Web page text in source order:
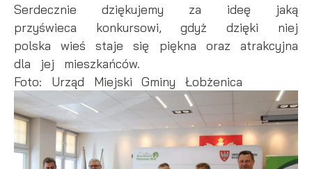
Serdecznie dziękujemy za ideę jaką
przyświeca konkursowi, gdyż dzięki niej
polska wieś staje się piękna oraz atrakcyjna
dla jej mieszkańców.
Foto: Urząd Miejski Gminy Łobżenica